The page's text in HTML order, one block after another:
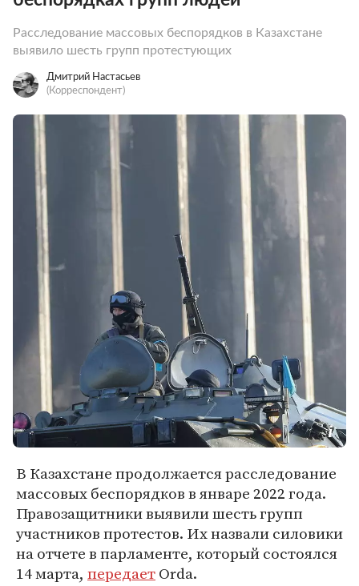
Расследование массовых беспорядков в Казахстане
выявило шесть групп протестующих
Дмитрий Настасьев
(Корреспондент)
В Казахстане продолжается расследование
массовых беспорядков в январе 2022 года.
Правозащитники выявили шесть групп
участников протестов. Их назвали силовики
на отчете в парламенте, который состоялся
14 марта, передаетOrda.